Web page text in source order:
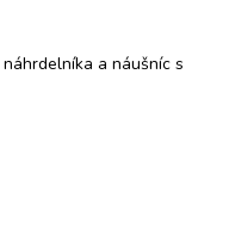
a náušníc s